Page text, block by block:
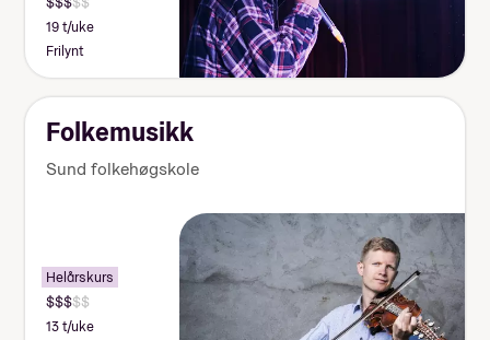
19 t/uke
Frilynt
Folkemusikk
Sund folkehøgskole
Helårskurs
13 t/uke